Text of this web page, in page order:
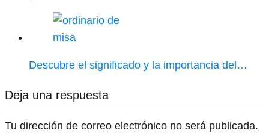
Descubre el significado y la importancia del…
Deja una respuesta
Tu dirección de correo electrónico no será publicada.